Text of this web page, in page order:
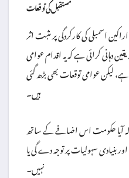
مستقبل کی توقعات
اسمبلی کی کارکردگی پر مثبت اثر
دہانی کرائی ہے کہ یہ اقدام عوامی
ہے، لیکن عوامی توقعات بھی بڑھ گئی
ہیں۔
کہ آیا حکومت اس اضافے کے ساتھ
بنیادی سہولیات پر توجہ دے گی یا
نہیں۔